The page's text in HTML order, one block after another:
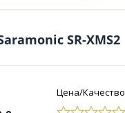
SR-XMS2
Цена/Качество